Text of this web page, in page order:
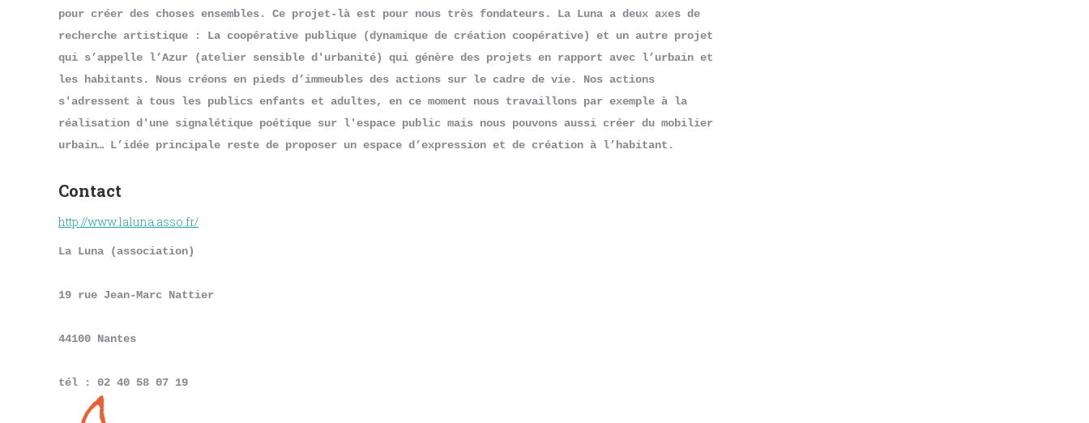
pour créer des choses ensembles. Ce projet-là est pour nous très fondateurs. La Luna a deux axes de
recherche artistique : La coopérative publique (dynamique de création coopérative) et un autre projet
qui s’appelle l’Azur (atelier sensible d'urbanité) qui génère des projets en rapport avec l’urbain et
les habitants. Nous créons en pieds d’immeubles des actions sur le cadre de vie. Nos actions
s'adressent à tous les publics enfants et adultes, en ce moment nous travaillons par exemple à la
réalisation d'une signalétique poétique sur l'espace public mais nous pouvons aussi créer du mobilier
urbain… L’idée principale reste de proposer un espace d’expression et de création à l’habitant.
Contact
http://www.laluna.asso.fr/
La Luna (association)
19 rue Jean-Marc Nattier
44100 Nantes
tél : 02 40 58 07 19